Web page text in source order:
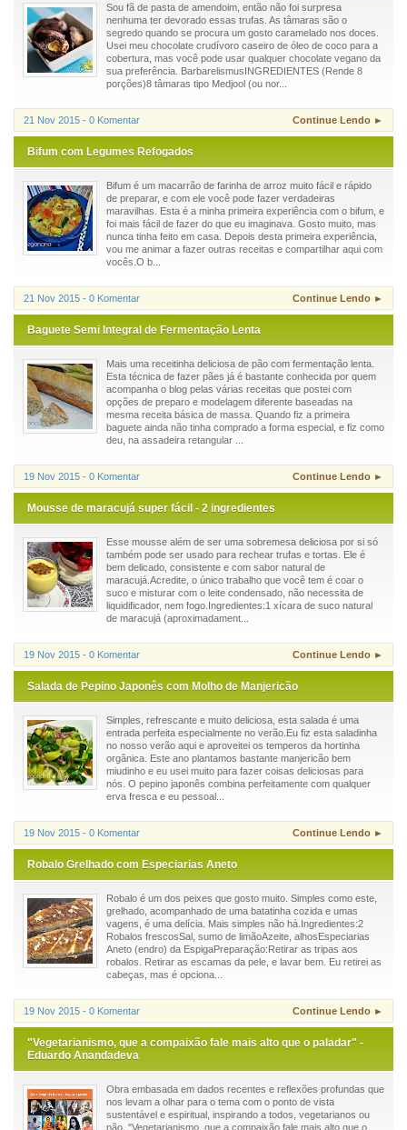
Sou fã de pasta de amendoim, então não foi surpresa
nenhuma ter devorado essas trufas. As tâmaras são o
segredo quando se procura um gosto caramelado nos doces.
Usei meu chocolate crudívoro caseiro de óleo de coco para a
cobertura, mas você pode usar qualquer chocolate vegano da
sua preferência. BarbarelismusINGREDIENTES (Rende 8
porções)8 tâmaras tipo Medjool (ou nor...
21 Nov 2015 - 0 Komentar Continue Lendo ►
Bifum com Legumes Refogados
Bifum é um macarrão de farinha de arroz muito fácil e rápido
de preparar, e com ele você pode fazer verdadeiras
maravilhas. Esta é a minha primeira experiência com o bifum, e
foi mais fácil de fazer do que eu imaginava. Gosto muito, mas
nunca tinha feito em casa. Depois desta primeira experiência,
vou me animar a fazer outras receitas e compartilhar aqui com
vocês.O b...
21 Nov 2015 - 0 Komentar Continue Lendo ►
Baguete Semi Integral de Fermentação Lenta
Mais uma receitinha deliciosa de pão com fermentação lenta.
Esta técnica de fazer pães já é bastante conhecida por quem
acompanha o blog pelas várias receitas que postei com
opções de preparo e modelagem diferente baseadas na
mesma receita básica de massa. Quando fiz a primeira
baguete ainda não tinha comprado a forma especial, e fiz como
deu, na assadeira retangular ...
19 Nov 2015 - 0 Komentar Continue Lendo ►
Mousse de maracujá super fácil - 2 ingredientes
Esse mousse além de ser uma sobremesa deliciosa por si só
também pode ser usado para rechear trufas e tortas. Ele é
bem delicado, consistente e com sabor natural de
maracujá.Acredite, o único trabalho que você tem é coar o
suco e misturar com o leite condensado, não necessita de
liquidificador, nem fogo.Ingredientes:1 xícara de suco natural
de maracujá (aproximadament...
19 Nov 2015 - 0 Komentar Continue Lendo ►
Salada de Pepino Japonês com Molho de Manjericão
Simples, refrescante e muito deliciosa, esta salada é uma
entrada perfeita especialmente no verão.Eu fiz esta saladinha
no nosso verão aqui e aproveitei os temperos da hortinha
orgânica. Este ano plantamos bastante manjericão bem
miudinho e eu usei muito para fazer coisas deliciosas para
nós. O pepino japonês combina perfeitamente com qualquer
erva fresca e eu pessoal...
19 Nov 2015 - 0 Komentar Continue Lendo ►
Robalo Grelhado com Especiarias Aneto
Robalo é um dos peixes que gosto muito. Simples como este,
grelhado, acompanhado de uma batatinha cozida e umas
vagens, é uma delícia. Mais simples não há.Ingredientes:2
Robalos frescosSal, sumo de limãoAzeite, alhosEspeciarias
Aneto (endro) da EspigaPreparação:Retirar as tripas aos
robalos. Retirar as escamas da pele, e lavar bem. Eu retirei as
cabeças, mas é opciona...
19 Nov 2015 - 0 Komentar Continue Lendo ►
"Vegetarianismo, que a compaixão fale mais alto que o paladar" -
Eduardo Anandadeva
Obra embasada em dados recentes e reflexões profundas que
nos levam a olhar para o tema com o ponto de vista
sustentável e espiritual, inspirando a todos, vegetarianos ou
não. "Vegetarianismo, que a compaixão fale mais alto que o